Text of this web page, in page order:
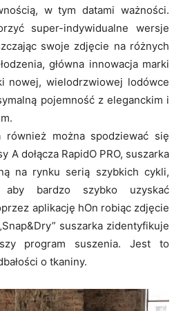
w tym datami ważności.
super-indywidualne wersje
swoje zdjęcie na różnych
główna innowacja marki
nowej, wielodrzwiowej lodówce
pojemność z eleganckim i
również można spodziewać się
A dołącza RapidO PRO, suszarka
na rynku serią szybkich cykli,
aby bardzo szybko uzyskać
aplikację hOn robiąc zdjęcie
suszarka zidentyfikuje
program suszenia. Jest to
o tkaniny.